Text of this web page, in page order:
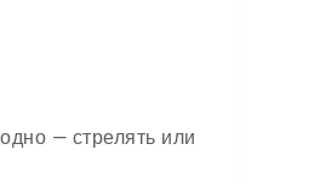
— стрелять или